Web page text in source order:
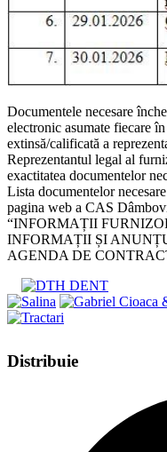
Documentele necesare
electronic asumate fiecare
extinsă/calificată a
Reprezentantul legal al
exactitatea documentelor
Lista documentelor
pagina web a CAS
“INFORMAȚII
INFORMAȚII ȘI
AGENDA DE
DistribuieShare